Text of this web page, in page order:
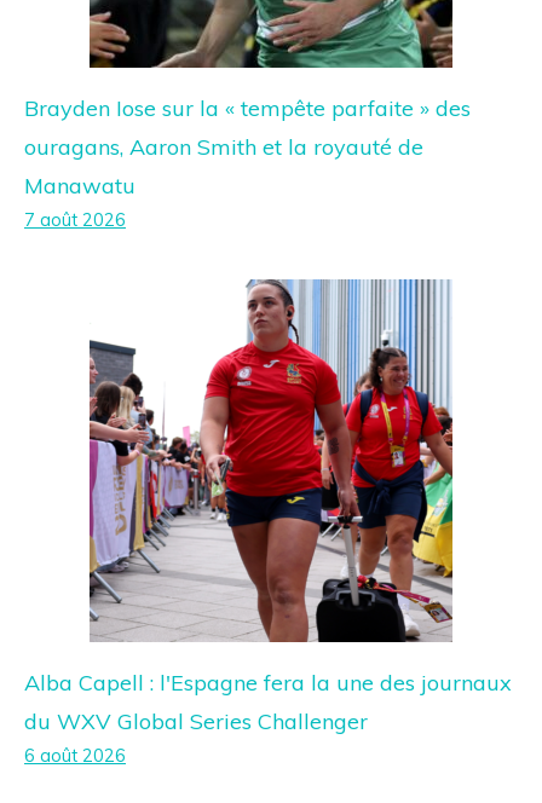
Brayden Iose sur la « tempête parfaite » des
ouragans, Aaron Smith et la royauté de
Manawatu
7 août 2026
Alba Capell : l'Espagne fera la une des journaux
du WXV Global Series Challenger
6 août 2026